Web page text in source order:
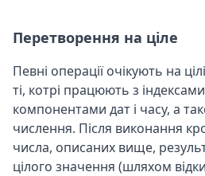
Перетворення на ціле
Певні операції очікують на
ті, котрі працюють з
компонентами дат і часу, а
числення. Після виконання
числа, описаних вище,
цілого значення (шляхом